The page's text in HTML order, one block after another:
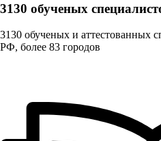
3130 обученых
3130 обученых и аттестованных
РФ, более 83 городов